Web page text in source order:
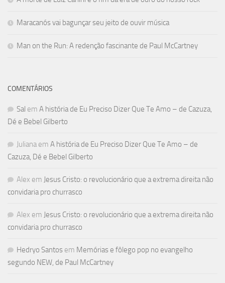
Maracanós vai bagunçar seu jeito de ouvir música
Man on the Run: A redenção fascinante de Paul McCartney
COMENTÁRIOS
Sal em A história de Eu Preciso Dizer Que Te Amo – de Cazuza,
Dé e Bebel Gilberto
Juliana em A história de Eu Preciso Dizer Que Te Amo – de
Cazuza, Dé e Bebel Gilberto
Alex em Jesus Cristo: o revolucionário que a extrema direita não
convidaria pro churrasco
Alex em Jesus Cristo: o revolucionário que a extrema direita não
convidaria pro churrasco
Hedryo Santos em Memórias e fôlego pop no evangelho
segundo NEW, de Paul McCartney